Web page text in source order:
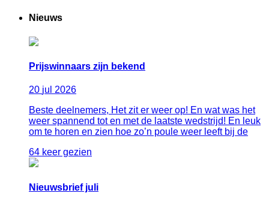
Nieuws
Prijswinnaars zijn bekend
20 jul 2026
Beste deelnemers, Het zit er weer op! En wat was het
weer spannend tot en met de laatste wedstrijd! En leuk
om te horen en zien hoe zo’n poule weer leeft bij de
64 keer gezien
Nieuwsbrief juli